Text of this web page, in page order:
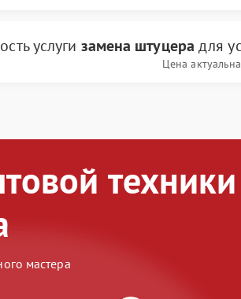
услуги замена штуцера для
Цена
техники
мастера